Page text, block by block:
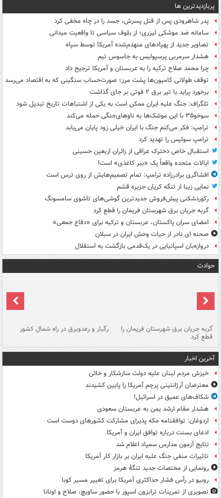
پربازدیدترین ها
پدر شاهرودی پس از قتل پسرش، جسد را در چاه مخفی کرد
سامانه ضد موشکی لیزری؛ از بلوف سیاسی تا واقعیت میدانی
تصاویر جدید از پهپادهای منهدم‌شده آمریکا توسط سپاه
هشدار سرمربی پرسپولیس به جاسوس تیم
چرا محمد صلاح ترکیه را به عربستان و آمریکا ترجیح داد
توقف طولانی کامیون‌ها پشت مرز؛ صورت‌حساب سنگینی که به اقتصاد می‌رسد
برخورد پراید با تیر برق ۲ فوتی بر جای گذاشت
تلگراف: جنگ علیه ایران ممکن است به یکی از اشتباهات تاریخ تبدیل شود
سوخو۳۵ با این موشک‌ها به ناوهای‌جنگی حمله می‌کند
ترامپ: فکر می‌کنم جنگ با ایران خیلی زود پایان می‌یابد
ترامپ سوئیس را تهدید کرد
استقبال خاص دخترک عراقی از زائران اربعین حسینی
ایالات متحده واقعاً یک «ببر کاغذی» است!
افشاگری برادرزاده ترامپ: تمام تصمیم‌هایش از روی ترس است
نمایی زیبا از تنگه کریان جزیره قشم
رکوردشکنی پیش‌فروش جدیدترین گوشی‌های تاشوی سامسونگ
گربه جریان برق شهرستان فریمان را قطع کرد
امضای سران پاکستان، عربستان و ترکیه برای «دفاع جمعی»
صحنه ای نادر از حیات وحش ایران در سبلان
دروازه‌بان اسپانیایی در یک‌قدمی بازگشت به استقلال
حوادث
گربه جریان برق شهرستان فریمان را
قطع کرد
رگبار و رعدوبرق در راه شمال کشور
آخرین اخبار
خیزش مردم لبنان علیه دولت سازشکار و خائن
معترضان آرژانتینی پرچم آمریکا را پایین کشیدند
شکاف‌های عمیق در اسرائیل!
هشدار مقام ارشد یمن به عربستان سعودی
اردوغان: توافقنامه مکه پذیرای مشارکت کشورهای دوست است
ادعای بسنت درباره توافق ایران و آمریکا
نتایج آزمون مدارس سمپاد اعلام شد
تاثیرات منفی جنگ علیه ایران بر بازار کار آمریکا
رونمایی از مختصات جدید تنگۀ هرمز
روبیو در رأس فشار حداکثری آمریکا برای تغییر مسیر کوبا
تصویری از تمرینات ترابزون اسپور با حضور ساویچ، صلاح و اونانا